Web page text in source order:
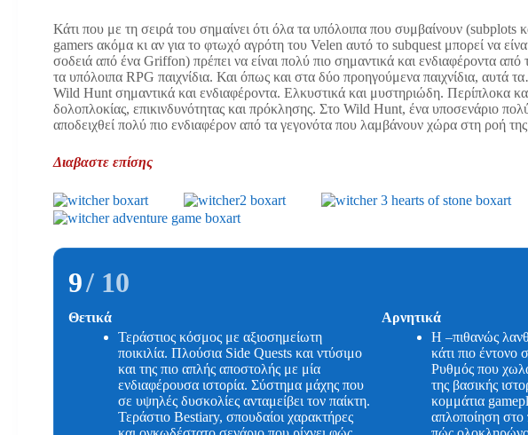
Κάτι που με τη σειρά του σημαίνει ότι όλα τα υπόλοιπα που συμβαίνουν (subplots
gamers ακόμα κι αν για το φτωχό αγρότη του Velen αυτό το subquest μπορεί να
σοδειά από ένα Griffon) πρέπει να είναι πολύ πιο σημαντικά και ενδιαφέροντα
τα υπόλοιπα RPG παιχνίδια. Και όπως και στα δύο προηγούμενα παιχνίδια, αυτά
Wild Hunt σημαντικά και ενδιαφέροντα. Ελκυστικά και μυστηριώδη. Περίπλοκα
δολοπλοκίας, επικινδυνότητας και πρόκλησης. Στο Wild Hunt, ένα υποσενάριο
αποδειχθεί πολύ πιο ενδιαφέρον από τα γεγονότα που λαμβάνουν χώρα στη ροή της
Διαβαστε επίσης
9/ 10
Θετικά
Τεράστιος κόσμος με αξιοσημείωτη
ποικιλία. Πλούσια Side Quests και ντύσιμο
και της πιο απλής αποστολής με μία
ενδιαφέρουσα ιστορία. Σύστημα μάχης που
σε υψηλές δυσκολίες ανταμείβει τον παίκτη.
Τεράστιο Bestiary, σπουδαίοι χαρακτήρες
Αρνητικά
Η –πιθανώς
κάτι πιο έντονο
Ρυθμός που
της βασικής
κομμάτια
απλοποίηση στο